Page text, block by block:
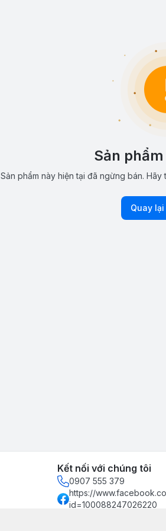
Sản
Sản phẩm này hiện tại đã ngừng bán.
Quay
Kết nối với chúng tôi
0907 555 379
https://
id=100088247026220